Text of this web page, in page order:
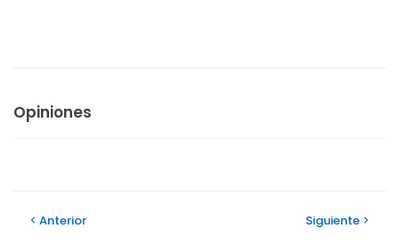
Opiniones
Anterior Siguiente